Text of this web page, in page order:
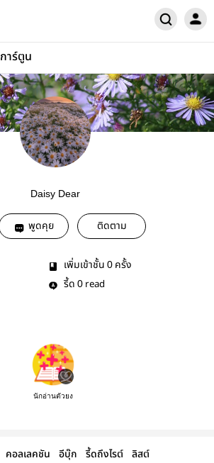
การ์ตูน
Daisy Dear
พูดคุย ติดตาม
เพิ่มเข้าชั้น 0 ครั้ง
รี้ด 0 read
นักอ่านตัวยง
คอลเลคชัน อีบุ๊ก รี้ดถึงไรต์ ลิสต์